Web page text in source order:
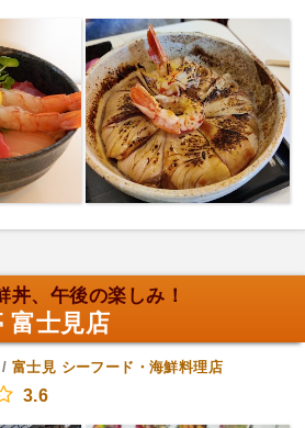
丼、午後の楽しみ！
富士見店
富士見 シーフード・海鮮料理店
3.6